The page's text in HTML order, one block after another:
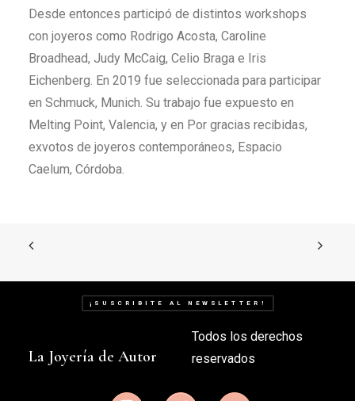
Desde entonces participó de distintos workshops
con joyeros como Rodrigo Acosta, Caroline
Broadhead, Judy McCaig, Celio Braga e Iris
Eichenberg. En 2019 fue seleccionada para participar
en Schmuck, Munich. Su trabajo fue expuesto en
Melting Point, Valencia, y en Por gracias recibidas,
exvotos de joyeros contemporáneos, Espacio
Caelum, Córdoba.
¡SUSCRIBITE AL NEWSLETTER!
La Joyería de Autor
Todos los derechos
reservados